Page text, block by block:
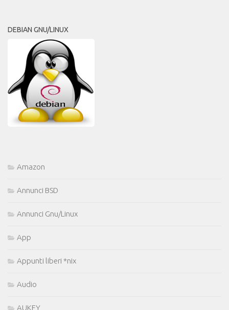
DEBIAN GNU/LINUX
Amazon
Annunci BSD
Annunci Gnu/Linux
App
Appunti liberi *nix
Audio
AUKEY